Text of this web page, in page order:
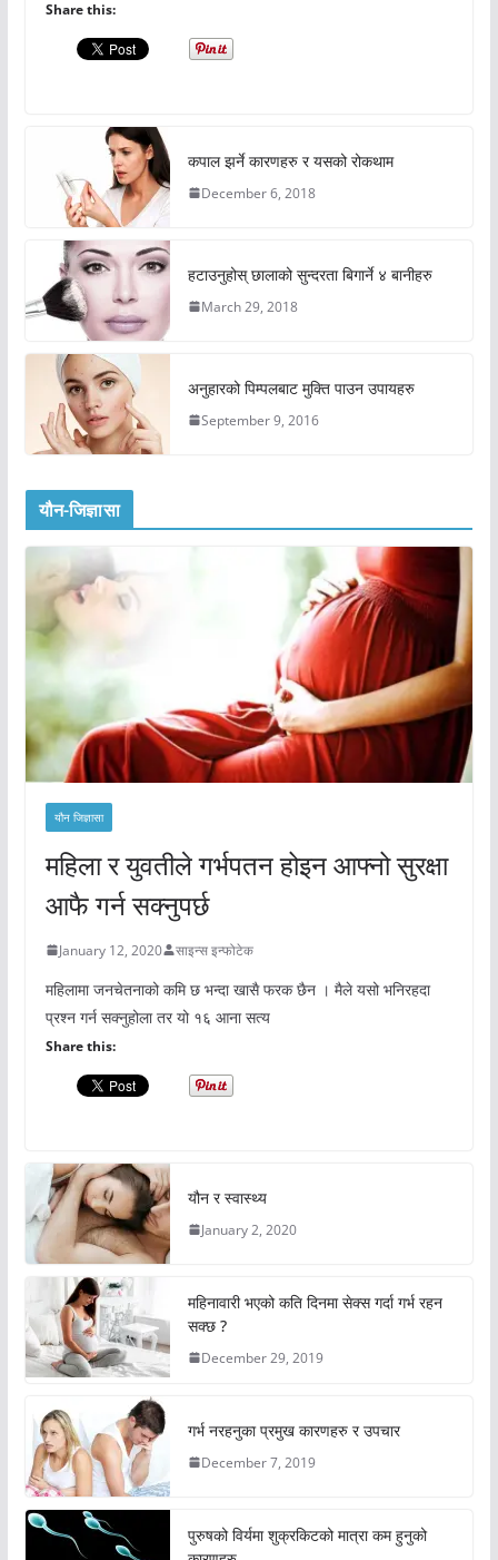
Share this:
कपाल झर्ने कारणहरु र यसको रोकथाम
December 6, 2018
हटाउनुहोस् छालाको सुन्दरता बिगार्ने ४ बानीहरु
March 29, 2018
अनुहारको पिम्पलबाट मुक्ति पाउन उपायहरु
September 9, 2016
यौन-जिज्ञासा
यौन जिज्ञासा
महिला र युवतीले गर्भपतन होइन आफ्नो सुरक्षा
आफै गर्न सक्नुपर्छ
January 12, 2020 साइन्स इन्फोटेक
महिलामा जनचेतनाको कमि छ भन्दा खासै फरक छैन । मैले यसो भनिरहदा
प्रश्न गर्न सक्नुहोला तर यो १६ आना सत्य
Share this:
यौन र स्वास्थ्य
January 2, 2020
महिनावारी भएको कति दिनमा सेक्स गर्दा गर्भ रहन
सक्छ ?
December 29, 2019
गर्भ नरहनुका प्रमुख कारणहरु र उपचार
December 7, 2019
पुरुषको विर्यमा शुक्रकिटको मात्रा कम हुनुको